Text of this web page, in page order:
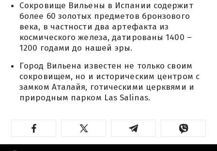
Сокровище Вильены в Испании содержит
более 60 золотых предметов бронзового
века, в частности два артефакта из
космического железа, датированы 1400 –
1200 годами до нашей эры.
Город Вильена известен не только своим
сокровищем, но и историческим центром с
замком Аталайя, готическими церквями и
природным парком Las Salinas.